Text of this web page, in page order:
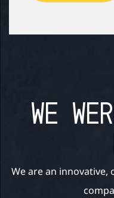
WE
We are an innovative,